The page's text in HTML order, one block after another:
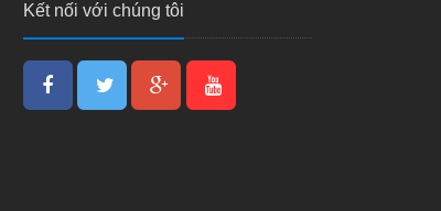
Kết nối với chúng tôi